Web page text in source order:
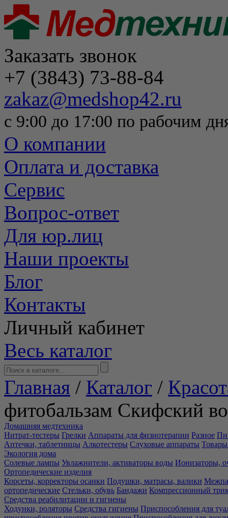
Заказать звонок
+7 (3843) 73-88-84
zakaz@medshop42.ru
с 9:00 до 17:00 по рабочим
О компании
Оплата и доставка
Сервис
Вопрос-ответ
Для юр.лиц
Наши проекты
Блог
Контакты
Личный кабинет
Весь каталог
Главная / Каталог /
фитобальзам Скифский
Домашняя медтехника
Нитрат-тестеры Грелки Аппараты для физиотерапии Разное
Аптечки, таблетницы Алкотестеры Слуховые аппараты Товары
Экология дома
Солевые лампы Увлажнители, активаторы воды Ионизаторы,
Ортопедические изделия
Корсеты, корректоры осанки Подушки, матрасы, валики
ортопедические Стельки, обувь Бандажи Компрессионный
Средства реабилитации и гигиены
Ходунки, роляторы Средства гигиены Приспособления для